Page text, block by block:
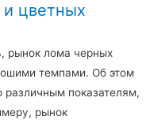
цветных
рынок лома черных
темпами. Об этом
показателям,
рынок